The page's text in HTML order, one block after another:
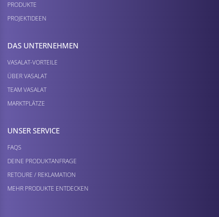
PRODUKTE
PROJEKTIDEEN
DAS UNTERNEHMEN
VASALAT-VORTEILE
ÜBER VASALAT
TEAM VASALAT
MARKTPLÄTZE
UNSER SERVICE
FAQS
DEINE PRODUKTANFRAGE
RETOURE / REKLAMATION
MEHR PRODUKTE ENTDECKEN